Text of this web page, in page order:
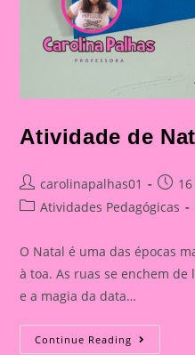
Atividade de
Post
author:
carolinapalhas01
Post
PostAtividades Pedagógicas
O Natal é uma das épocas
à toa. As ruas se enchem de
e a magia da data…
Continue Reading Atividade